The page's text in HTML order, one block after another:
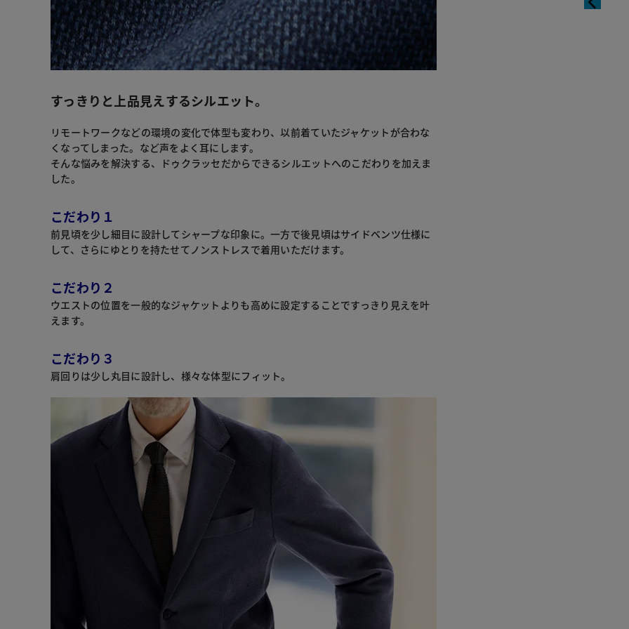
すっきりと上品見えするシルエット。
リモートワークなどの環境の変化で体型も変わり、以前着ていたジャケットが合わな
くなってしまった。など声をよく耳にします。
そんな悩みを解決する、ドゥクラッセだからできるシルエットへのこだわりを加えま
した。
こだわり１
前見頃を少し細目に設計してシャープな印象に。一方で後見頃はサイドベンツ仕様に
して、さらにゆとりを持たせてノンストレスで着用いただけます。
こだわり２
ウエストの位置を一般的なジャケットよりも高めに設定することですっきり見えを叶
えます。
こだわり３
肩回りは少し丸目に設計し、様々な体型にフィット。